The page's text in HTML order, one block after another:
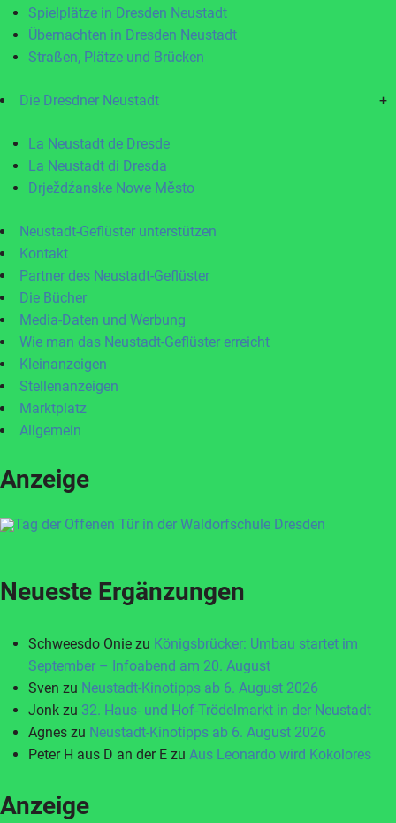
Spielplätze in Dresden Neustadt
Übernachten in Dresden Neustadt
Straßen, Plätze und Brücken
Die Dresdner Neustadt +
La Neustadt de Dresde
La Neustadt di Dresda
Drježdźanske Nowe Město
Neustadt-Geflüster unterstützen
Kontakt
Partner des Neustadt-Geflüster
Die Bücher
Media-Daten und Werbung
Wie man das Neustadt-Geflüster erreicht
Kleinanzeigen
Stellenanzeigen
Marktplatz
Allgemein
Anzeige
Neueste Ergänzungen
Schweesdo Onie zu Königsbrücker: Umbau startet im
September – Infoabend am 20. August
Sven zu Neustadt-Kinotipps ab 6. August 2026
Jonk zu 32. Haus- und Hof-Trödelmarkt in der Neustadt
Agnes zu Neustadt-Kinotipps ab 6. August 2026
Peter H aus D an der E zu Aus Leonardo wird Kokolores
Anzeige